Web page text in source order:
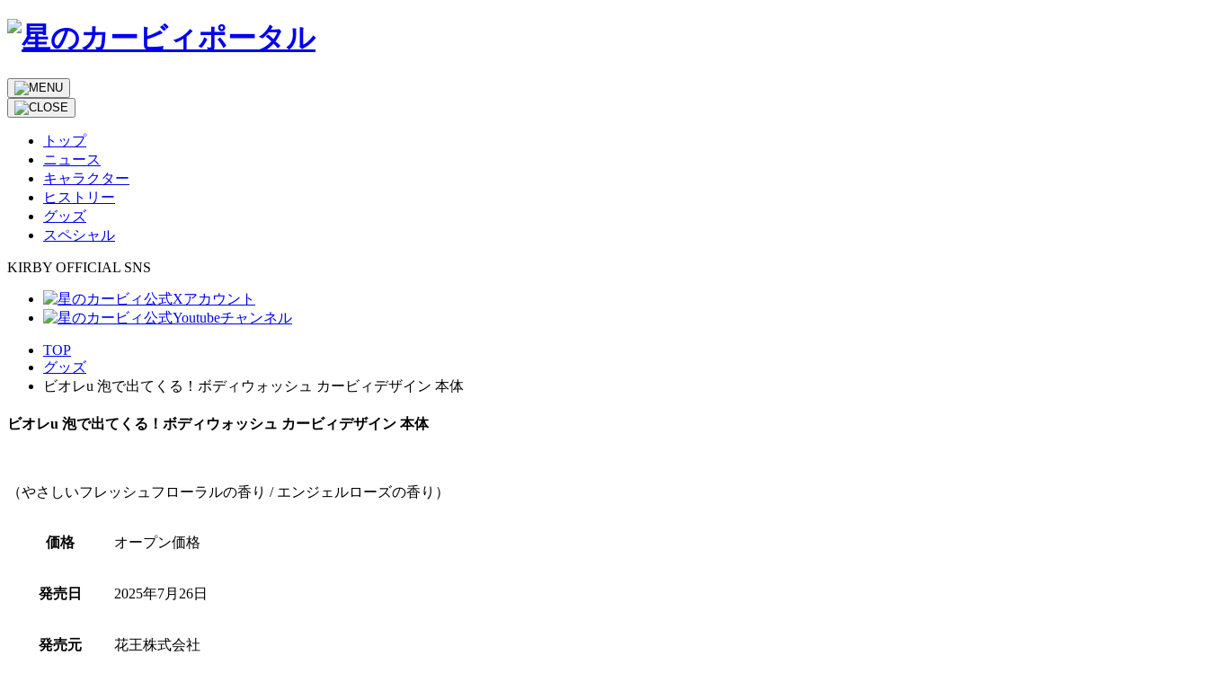
トップ
ニュース
キャラクター
ヒストリー
グッズ
スペシャル
KIRBY OFFICIAL SNS
TOP
グッズ
ビオレu 泡で出てくる！ボディウォッシュ カービィデザイン 本体
ビオレu 泡で出てくる！ボディウォッシュ カービィデザイン 本体
（やさしいフレッシュフローラルの香り / エンジェルローズの香り）
価格 オープン価格
発売日 2025年7月26日
発売元 花王株式会社